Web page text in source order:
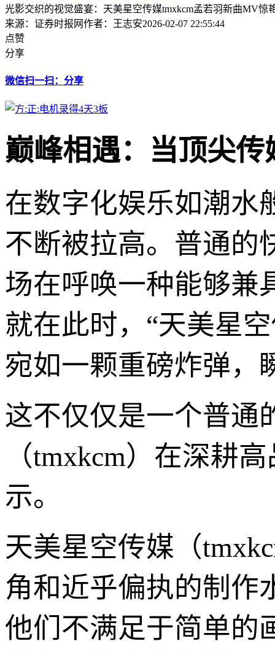
光影交织的视觉盛宴：天美星空传媒tmxkcm孟若羽新曲MV惊
来源：证券时报网作者：王志安2026-02-07 22:55:44
点赞
分享
微信扫一扫：分享
巅峰相遇：当顶尖
在数字化娱乐如潮水
不断被拉高。普通的
场在呼唤一种能够兼
就在此时，“天美星
宛如一颗重磅炸弹，
这不仅仅是一个普通
（tmxkcm）在深耕
示。
天美星空传媒（
角和近乎偏执的制作
他们不满足于简单的